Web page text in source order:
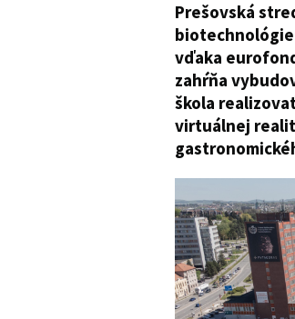
Prešovská
vďaka
zahŕňa
škola
virtuálnej